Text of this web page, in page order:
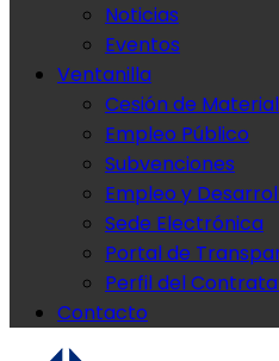
Noticias
Eventos
Ventanilla
Cesión de Material
Empleo Público
Subvenciones
Empleo y
Sede Electrónica
Portal de
Perfil del
Contacto